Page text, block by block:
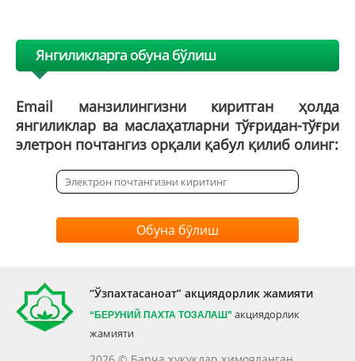
Янгиликларга обуна бўлиш
Email манзилингизни киритган ҳолда
янгиликлар ва маслаҳатларни тўғридан-тўғри
элетрон почтангиз орқали қабул қилиб олинг:
Обуна бўлиш
“Ўзпахтасаноат” акциядорлик жамияти
“БЕРУНИЙ ПАХТА ТОЗАЛАШ” акциядорлик
жамияти